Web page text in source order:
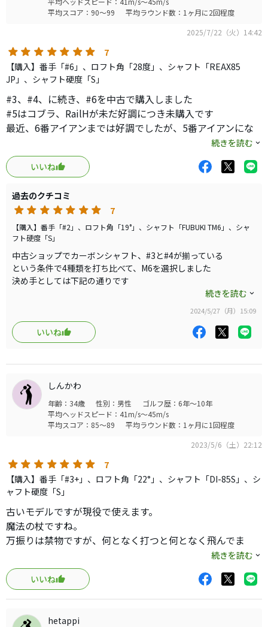
平均スコア：90～99
平均ラウンド数：1ヶ月に2回程度
2025/7/22（火）14:42
7
【購入】番手「#6」、ロフト角「28度」、シャフト「REAX85
JP」、シャフト硬度「S」
#3、#4、に続き、#6を中古で購入しました
#5はコブラ、RailHが未だ好調につき未購入です
最近、6番アイアンまでは好調でしたが、5番アイアンにな
ると、苦手意識からか球に当てにいく症状がでて諦めまし
た
かなり軽減され、飛距離として、175-180y 目標で、まずま
ずクリアしています
これで飛距離階段の苦手箇所は 100y以下のみとなりました
続きを読む
いいね
過去のクチコミ
7
【購入】番手「#2」、ロフト角「19°」、シャフト「FUBUKI TM6」、シャ
フト硬度「S」
中古ショップでカーボンシャフト、#3と#4が揃っている
という条件で4種類を打ち比べて、M6を選択しました
決め手としては下記の通りです
純正シャフトとのマッチングが良く振りやすいです
2) 直進性
3) 飛距離
スカイトラックの最長、#3 241y / #4 227y
ちょっと盛り過ぎだと思いましたが、
後日トップトレイサーで計測したところ、
3Wと同じ平均距離で、前使用のUT(スチール)と20y差があります
化け物クラブです
3Wは抜きます
#5 の購入と1Wにも興味が湧きました
続きを読む
2024/5/27（月）15:09
いいね
しんかわ
年齢：34歳 性別：男性
ゴルフ歴：6年～10年
平均ヘッドスピード：41m/s～45m/s
平均スコア：85～89
平均ラウンド数：1ヶ月に1回程度
2023/5/6（土）22:12
7
【購入】番手「#3+」、ロフト角「22°」、シャフト「DI-85S」、シ
ャフト硬度「S」
古いモデルですが現役で使えます。
魔法の杖ですね。
万振りは禁物ですが、何となく打つと何となく飛んでま
す。ヘッド性能もよく、捕まりがいいヘッドです。
1つ新しいモデルのSIMより捕まります。
私はトゥ側に鉛を貼って使ってますが、球を捕まえきれな
い人にはうってつけです。
新しいものが必ずいいものでは無いです。
続きを読む
いいね
hetappi